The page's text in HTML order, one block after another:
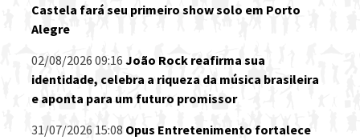
Castela fará seu primeiro show solo em Porto
Alegre
02/08/2026 09:16 João Rock reafirma sua
identidade, celebra a riqueza da música brasileira
e aponta para um futuro promissor
31/07/2026 15:08 Opus Entretenimento fortalece